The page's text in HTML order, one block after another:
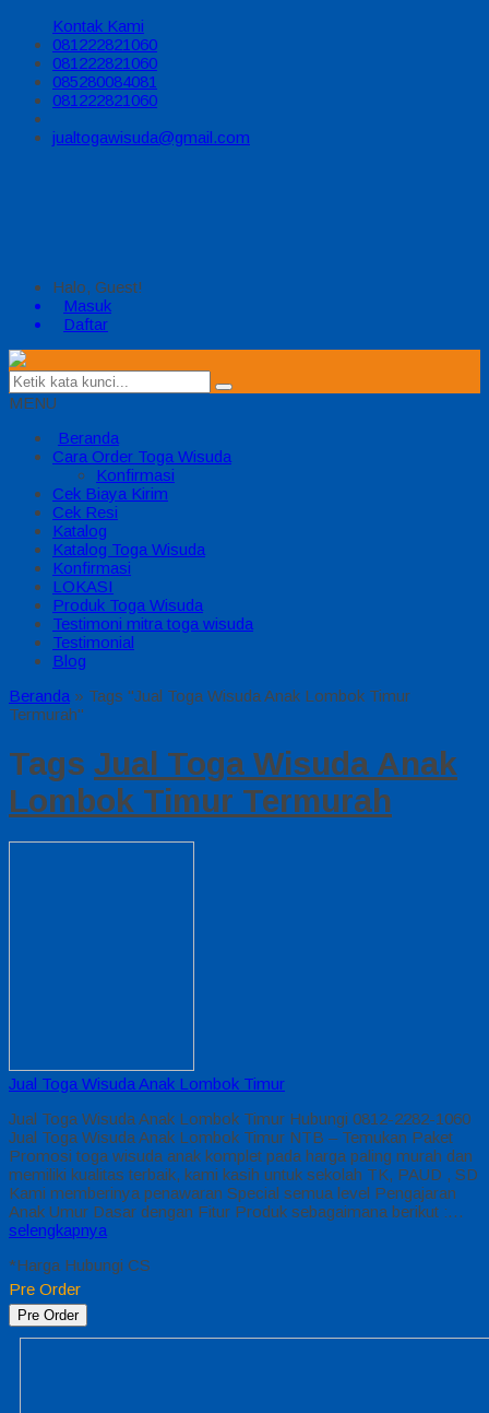
Kontak Kami
081222821060
081222821060
085280084081
081222821060
jualtogawisuda@gmail.com
Halo, Guest!
Masuk
Daftar
MENU
Beranda
Cara Order Toga Wisuda
Konfirmasi
Cek Biaya Kirim
Cek Resi
Katalog
Katalog Toga Wisuda
Konfirmasi
LOKASI
Produk Toga Wisuda
Testimoni mitra toga wisuda
Testimonial
Blog
Beranda » Tags "Jual Toga Wisuda Anak Lombok Timur
Termurah"
Tags Jual Toga Wisuda Anak
Lombok Timur Termurah
Jual Toga Wisuda Anak Lombok Timur
Jual Toga Wisuda Anak Lombok Timur Hubungi 0812-2282-1060
Jual Toga Wisuda Anak Lombok Timur NTB – Temukan Paket
Promosi toga wisuda anak komplet pada harga paling murah dan
memiliki kualitas terbaik, kami kasih untuk sekolah TK, PAUD , SD
Kami memberinya penawaran Special semua level Pengajaran
Anak Umur Dasar dengan Fitur Produk sebagaimana berikut :…
selengkapnya
*Harga Hubungi CS
Pre Order
Pre Order